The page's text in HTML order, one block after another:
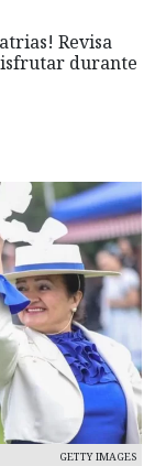
Revisa
durante
GETTY IMAGES